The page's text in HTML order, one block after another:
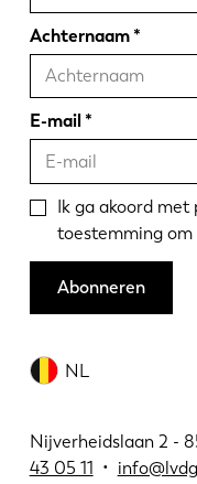
NL
Nijverheidslaan 2 -
43 05 11 •
Achternaam
E-mail
Ik ga akoord met
toestemming om
Abonneren